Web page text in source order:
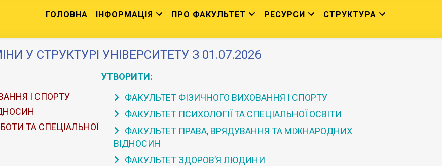
ГОЛОВНА ІНФОРМАЦІЯ ПРО ФАКУЛЬТЕТ РЕСУРСИ СТРУКТУРА
У СТРУКТУРІ УНІВЕРСИТЕТУ З 01.07.2026
І СПОРТУ
ТА СПЕЦІАЛЬНОЇ
УТВОРИТИ:
ФАКУЛЬТЕТ ФІЗИЧНОГО ВИХОВАННЯ І СПОРТУ
ФАКУЛЬТЕТ ПСИХОЛОГІЇ ТА СПЕЦІАЛЬНОЇ ОСВІТИ
ФАКУЛЬТЕТ ПРАВА, ВРЯДУВАННЯ ТА МІЖНАРОДНИХ
ВІДНОСИН
ФАКУЛЬТЕТ ЗДОРОВ’Я ЛЮДИНИ